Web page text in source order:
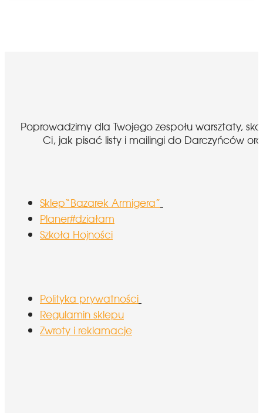
Poprowadzimy dla Twojego zespołu warsztaty,
Ci, jak pisać listy i mailingi do Darczyńców
Sklep“Bazarek Armigera”
Planer#działam
Szkoła Hojności
Polityka prywatności
Regulamin sklepu
Zwroty i reklamacje